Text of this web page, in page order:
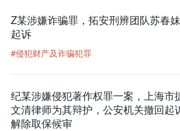
Z某涉嫌诈骗罪，拓安刑辨团队苏春
起诉
#侵犯财产及诈骗犯罪
纪某涉嫌侵犯著作权罪一案，上海市
文清律师为其辩护，公安机关撤回起
解除取保候审